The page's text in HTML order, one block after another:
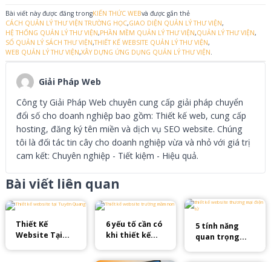
Bài viết này được đăng trongKIẾN THỨC WEBvà được gắn thẻ
CÁCH QUẢN LÝ THƯ VIỆN TRƯỜNG HỌC,GIAO DIỆN QUẢN LÝ THƯ VIỆN,
HỆ THỐNG QUẢN LÝ THƯ VIỆN,PHẦN MỀM QUẢN LÝ THƯ VIỆN,QUẢN LÝ THƯ VIỆN,
SỔ QUẢN LÝ SÁCH THƯ VIỆN,THIẾT KẾ WEBSITE QUẢN LÝ THƯ VIỆN,
WEB QUẢN LÝ THƯ VIỆN,XÂY DỰNG ỨNG DỤNG QUẢN LÝ THƯ VIỆN
Giải Pháp Web
Công ty Giải Pháp Web chuyên cung cấp giải pháp chuyển
đổi số cho doanh nghiệp bao gồm: Thiết kế web, cung cấp
hosting, đăng ký tên miền và dịch vụ SEO website. Chúng
tôi là đối tác tin cây cho doanh nghiệp vừa và nhỏ với giá trị
cam kết: Chuyên nghiệp - Tiết kiệm - Hiệu quả.
Bài viết liên quan
Thiết Kế
Website Tại
6 yếu tố cần có
khi thiết kế
5 tính năng
quan trọng